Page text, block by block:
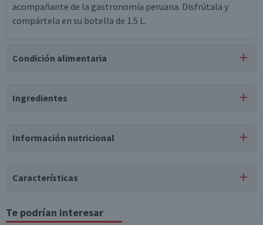
acompañante de la gastronomía peruana. Disfrútala y
compártela en su botella de 1.5 L.
Condición alimentaria
Ingredientes
Tartrazina.
Información nutricional
Tabla nutricional
Características
Tipo de Producto
Bebidas Gaseosas
Te podrían interesar